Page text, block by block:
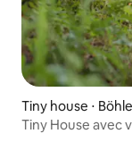
Tiny house ⋅
Tiny House avec